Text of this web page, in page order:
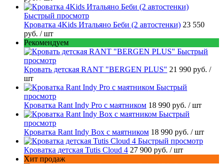
Быстрый просмотр
Кроватка 4Kids Итальяно Беби (2 автостенки) 23 550
руб. / шт
Рекомендуем
Быстрый
просмотр
Кровать детская RANT "BERGEN PLUS" 21 990 руб. /
шт
Быстрый
просмотр
Кроватка Rant Indy Pro с маятником 18 990 руб. / шт
Быстрый
просмотр
Кроватка Rant Indy Box с маятником 18 990 руб. / шт
Быстрый просмотр
Кроватка детская Tutis Cloud 4 27 900 руб. / шт
Хит продаж